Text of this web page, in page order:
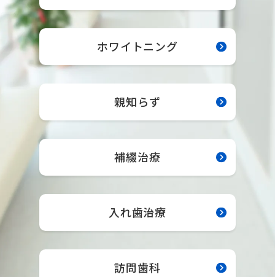
ホワイトニング
親知らず
補綴治療
入れ歯治療
訪問歯科